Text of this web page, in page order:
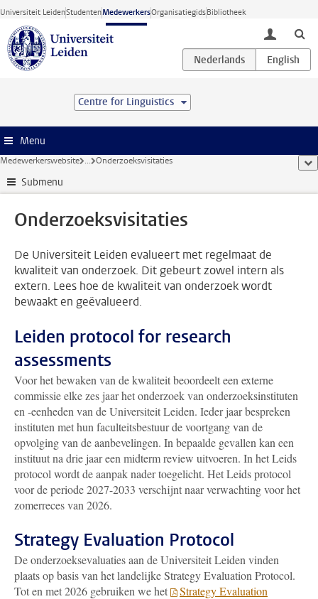
Ga direct naar de inhoud
Universiteit LeidenStudentenMedewerkersOrganisatiegidsBibliotheek
toggle
Centre for Linguistics
Menu
Medewerkerswebsite ... Onderzoeksvisitaties
Submenu
Onderzoeksvisitaties
De Universiteit Leiden evalueert met regelmaat de
kwaliteit van onderzoek. Dit gebeurt zowel intern als
extern. Lees hoe de kwaliteit van onderzoek wordt
bewaakt en geëvalueerd.
Leiden protocol for research
assessments
Voor het bewaken van de kwaliteit beoordeelt een externe
commissie elke zes jaar het onderzoek van onderzoeksinstituten
en -eenheden van de Universiteit Leiden. Ieder jaar bespreken
instituten met hun faculteitsbestuur de voortgang van de
opvolging van de aanbevelingen. In bepaalde gevallen kan een
instituut na drie jaar een midterm review uitvoeren. In het Leids
protocol wordt de aanpak nader toegelicht. Het Leids protocol
voor de periode 2027-2033 verschijnt naar verwachting voor het
zomerreces van 2026.
Strategy Evaluation Protocol
De onderzoeksevaluaties aan de Universiteit Leiden vinden
plaats op basis van het landelijke Strategy Evaluation Protocol.
Tot en met 2026 gebruiken we het
Strategy Evaluation